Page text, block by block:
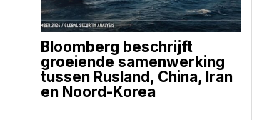
Bloomberg beschrijft
groeiende samenwerking
tussen Rusland, China, Iran
en Noord-Korea